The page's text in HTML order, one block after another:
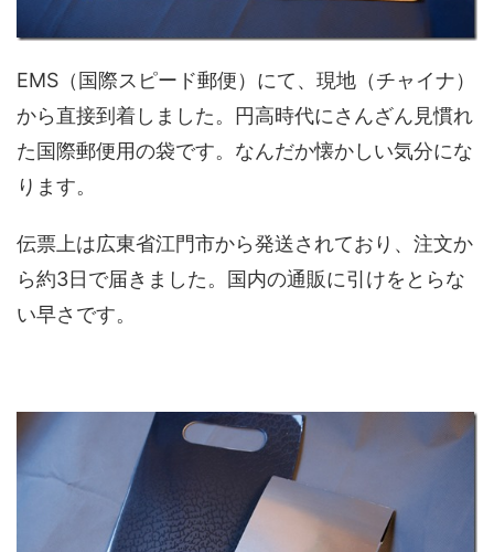
EMS（国際スピード郵便）にて、現地（チャイナ）
から直接到着しました。円高時代にさんざん見慣れ
た国際郵便用の袋です。なんだか懐かしい気分にな
ります。
伝票上は広東省江門市から発送されており、注文か
ら約3日で届きました。国内の通販に引けをとらな
い早さです。